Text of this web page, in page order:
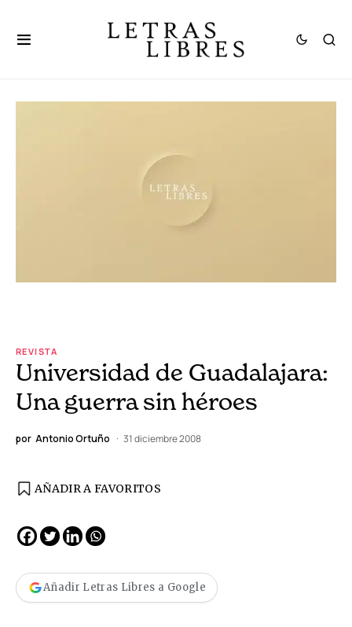
REVISTA
Universidad de Guadalajara:
Una guerra sin héroes
por Antonio Ortuño 31 diciembre 2008
AÑADIR A FAVORITOS
Añadir Letras Libres a Google